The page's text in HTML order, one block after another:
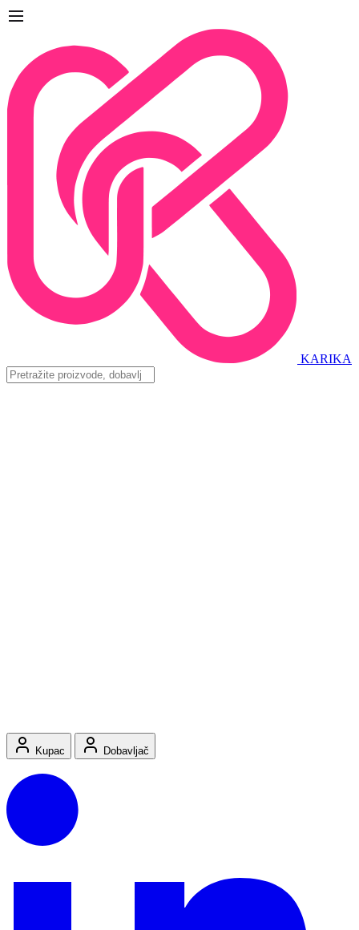
KARIKA
Kupac Dobavljač